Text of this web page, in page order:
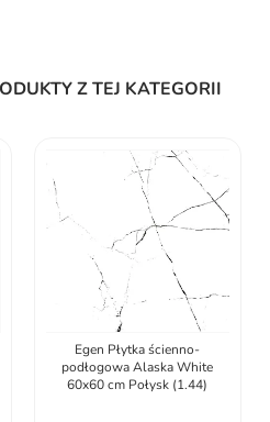
Z TEJ KATEGORII
Egen Płytka ścienno-
podłogowa Alaska White
60x60 cm Połysk (1.44)